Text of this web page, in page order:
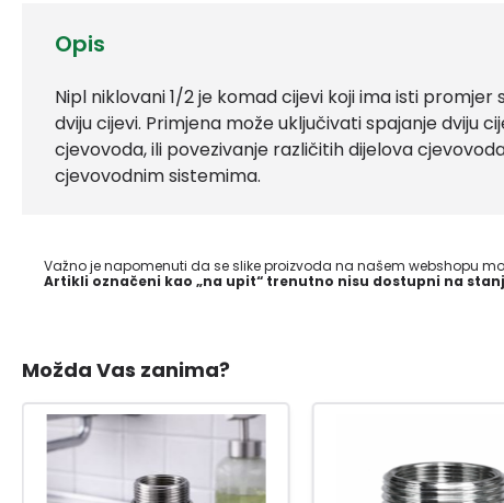
Opis
Nipl niklovani 1/2 je komad cijevi koji ima isti
dviju cijevi. Primjena može uključivati spajanje dviju
cjevovoda, ili povezivanje različitih dijelova
cjevovodnim sistemima.
Važno je napomenuti da se slike proizvoda na našem webshopu
Artikli označeni kao „na upit“ trenutno nisu dostupni na
Možda Vas zanima?